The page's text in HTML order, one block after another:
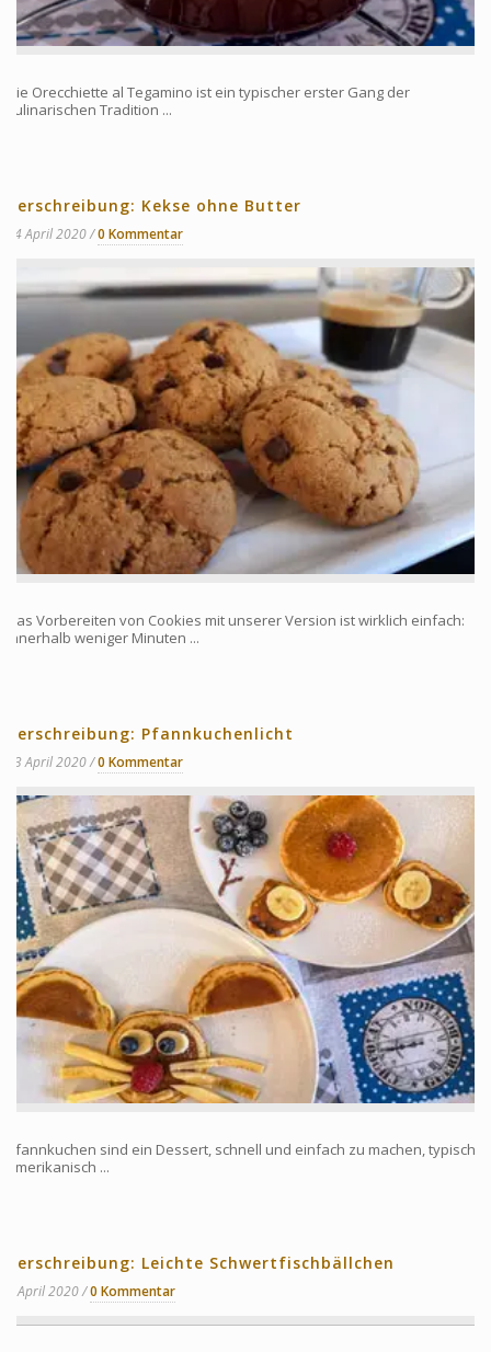
Die Orecchiette al Tegamino ist ein typischer erster Gang der
kulinarischen Tradition ...
Verschreibung: Kekse ohne Butter
14 April 2020 0 Kommentar
Das Vorbereiten von Cookies mit unserer Version ist wirklich einfach:
innerhalb weniger Minuten ...
Verschreibung: Pfannkuchenlicht
13 April 2020 0 Kommentar
Pfannkuchen sind ein Dessert, schnell und einfach zu machen, typisch
amerikanisch ...
Verschreibung: Leichte Schwertfischbällchen
8 April 2020 0 Kommentar